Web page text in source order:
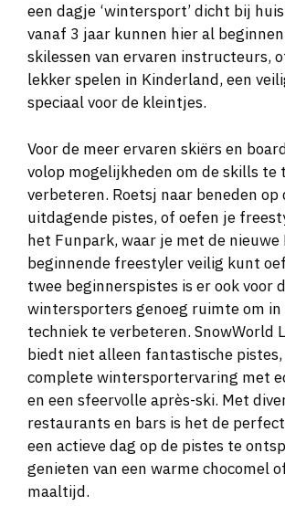
een dagje ‘wintersport’ dicht bij
vanaf 3 jaar kunnen hier al
skilessen van ervaren instructeurs,
lekker spelen in Kinderland, een
speciaal voor de kleintjes.
Voor de meer ervaren skiërs en
volop mogelijkheden om de skills te
verbeteren. Roetsj naar beneden op
uitdagende pistes, of oefen je
het Funpark, waar je met de nieuwe
beginnende freestyler veilig kunt
twee beginnerspistes is er ook voor
wintersporters genoeg ruimte om
techniek te verbeteren. SnowWorld
biedt niet alleen fantastische pistes,
complete wintersportervaring met
en een sfeervolle après-ski. Met
restaurants en bars is het de
een actieve dag op de pistes te
genieten van een warme chocomel
maaltijd.